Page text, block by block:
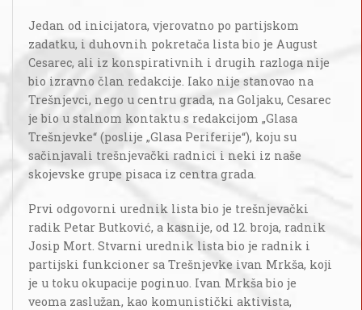
Jedan od inicijatora, vjerovatno po partijskom
zadatku, i duhovnih pokretača lista bio je August
Cesarec, ali iz konspirativnih i drugih razloga nije
bio izravno član redakcije. Iako nije stanovao na
Trešnjevci, nego u centru grada, na Goljaku, Cesarec
je bio u stalnom kontaktu s redakcijom „Glasa
Trešnjevke“ (poslije „Glasa Periferije“), koju su
sačinjavali trešnjevački radnici i neki iz naše
skojevske grupe pisaca iz centra grada.
Prvi odgovorni urednik lista bio je trešnjevački
radik Petar Butković, a kasnije, od 12. broja, radnik
Josip Mort. Stvarni urednik lista bio je radnik i
partijski funkcioner sa Trešnjevke ivan Mrkša, koji
je u toku okupacije poginuo. Ivan Mrkša bio je
veoma zaslužan, kao komunistički aktivista,